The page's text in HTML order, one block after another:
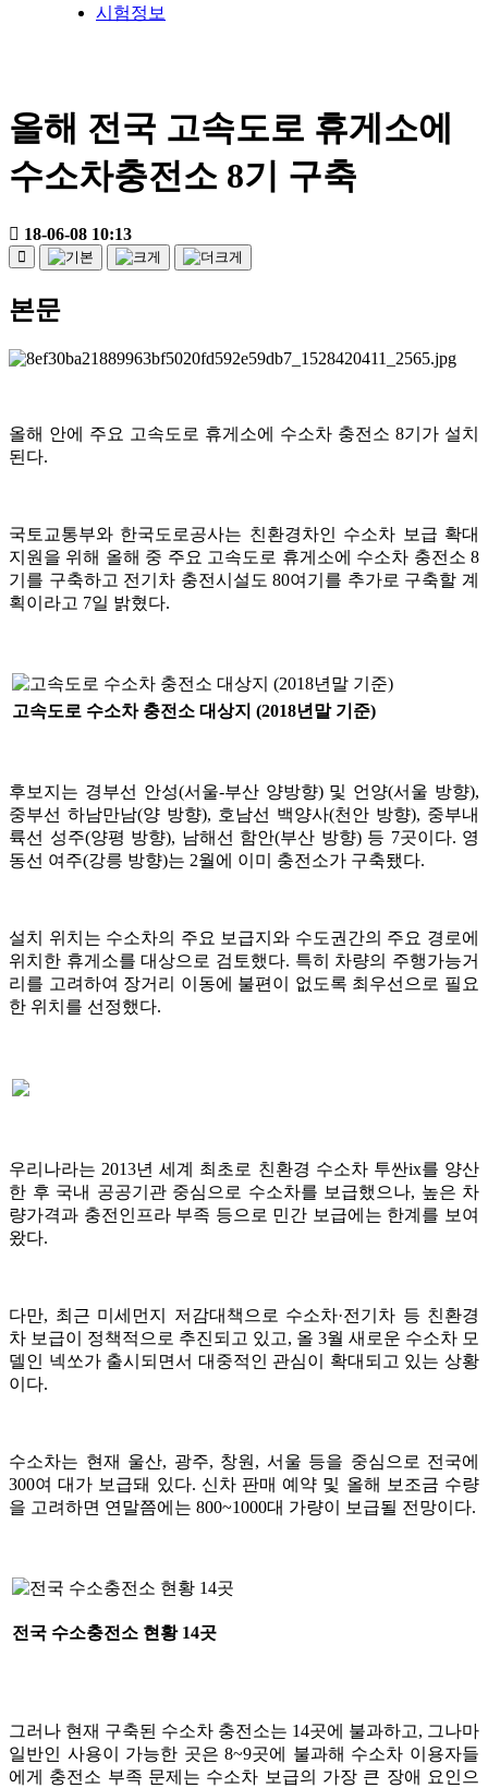
시험정보
올해 전국 고속도로 휴게소에
수소차충전소 8기 구축
18-06-08 10:13
본문
올해 안에 주요 고속도로 휴게소에 수소차 충전소 8기가 설치
된다.
국토교통부와 한국도로공사는 친환경차인 수소차 보급 확대
지원을 위해 올해 중 주요 고속도로 휴게소에 수소차 충전소 8
기를 구축하고 전기차 충전시설도 80여기를 추가로 구축할 계
획이라고 7일 밝혔다.
고속도로 수소차 충전소 대상지 (2018년말 기준)
후보지는 경부선 안성(서울-부산 양방향) 및 언양(서울 방향),
중부선 하남만남(양 방향), 호남선 백양사(천안 방향), 중부내
륙선 성주(양평 방향), 남해선 함안(부산 방향) 등 7곳이다. 영
동선 여주(강릉 방향)는 2월에 이미 충전소가 구축됐다.
설치 위치는 수소차의 주요 보급지와 수도권간의 주요 경로에
위치한 휴게소를 대상으로 검토했다. 특히 차량의 주행가능거
리를 고려하여 장거리 이동에 불편이 없도록 최우선으로 필요
한 위치를 선정했다.
우리나라는 2013년 세계 최초로 친환경 수소차 투싼ix를 양산
한 후 국내 공공기관 중심으로 수소차를 보급했으나, 높은 차
량가격과 충전인프라 부족 등으로 민간 보급에는 한계를 보여
왔다.
다만, 최근 미세먼지 저감대책으로 수소차·전기차 등 친환경
차 보급이 정책적으로 추진되고 있고, 올 3월 새로운 수소차 모
델인 넥쏘가 출시되면서 대중적인 관심이 확대되고 있는 상황
이다.
수소차는 현재 울산, 광주, 창원, 서울 등을 중심으로 전국에
300여 대가 보급돼 있다. 신차 판매 예약 및 올해 보조금 수량
을 고려하면 연말쯤에는 800~1000대 가량이 보급될 전망이다.
전국 수소충전소 현황 14곳
그러나 현재 구축된 수소차 충전소는 14곳에 불과하고, 그나마
일반인 사용이 가능한 곳은 8~9곳에 불과해 수소차 이용자들
에게 충전소 부족 문제는 수소차 보급의 가장 큰 장애 요인으